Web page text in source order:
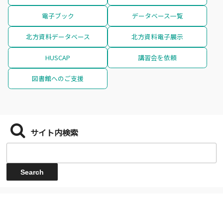
電子ブック データベース一覧
北方資料データベース 北方資料電子展示
HUSCAP 講習会を依頼
図書館へのご支援
サイト内検索